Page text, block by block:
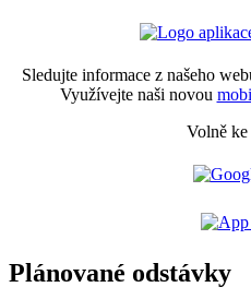
Sledujte informace z našeho
Využívejte naši novou
Volně ke
Plánované odstávky